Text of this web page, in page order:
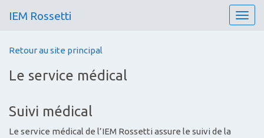
T
o
IEM Rossetti
Retour au site principal
Le service médical
Suivi médical
Le service médical de l’IEM Rossetti assure le suivi de la